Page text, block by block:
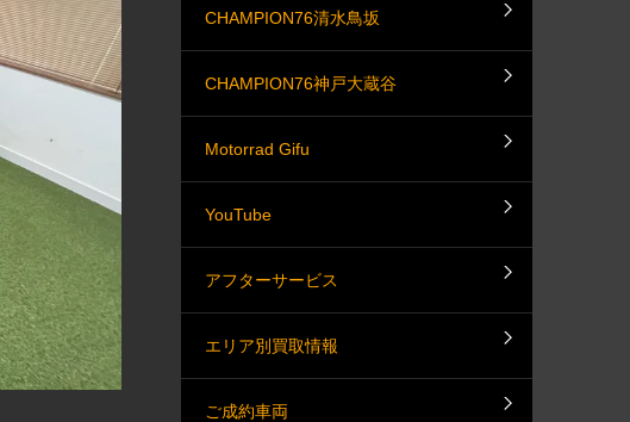
CHAMPION76清水鳥坂
CHAMPION76神戸大蔵谷
Motorrad Gifu
YouTube
アフターサービス
エリア別買取情報
ご成約車両